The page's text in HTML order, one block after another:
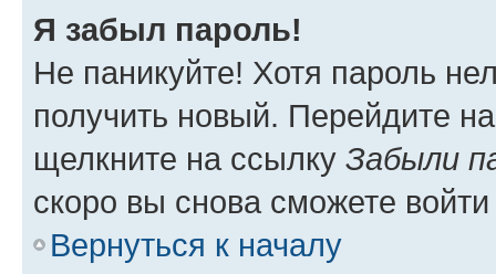
Я забыл пароль!
Не паникуйте! Хотя пароль
получить новый. Перейдите
щелкните на ссылку Забыли
скоро вы снова сможете
Вернуться к началу